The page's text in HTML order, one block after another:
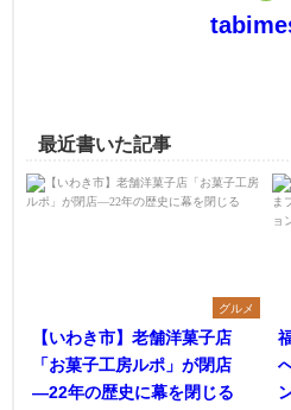
最近書いた記事
グルメ
【いわき市】老舗洋菓子店
「お菓子工房ルポ」が閉店
―22年の歴史に幕を閉じる